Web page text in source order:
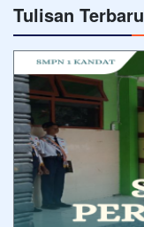
Tulisan Terbaru